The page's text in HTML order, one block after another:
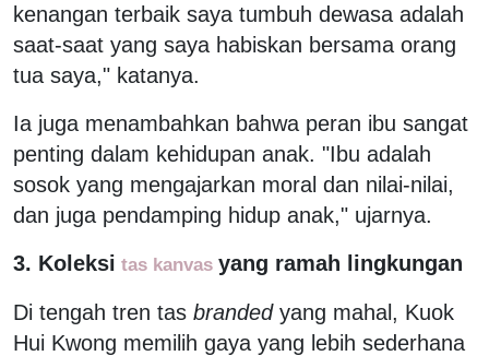
kenangan terbaik saya tumbuh dewasa adalah
saat-saat yang saya habiskan bersama orang
tua saya," katanya.
Ia juga menambahkan bahwa peran ibu sangat
penting dalam kehidupan anak. "Ibu adalah
sosok yang mengajarkan moral dan nilai-nilai,
dan juga pendamping hidup anak," ujarnya.
3. Koleksi tas kanvas yang ramah lingkungan
Di tengah tren tas brandedyang mahal, Kuok
Hui Kwong memilih gaya yang lebih sederhana